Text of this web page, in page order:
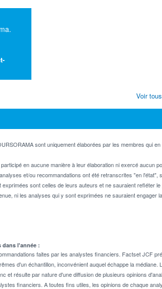
sont uniquement élaborées par les membres qui
en aucune manière à leur élaboration ni exercé aucun
et/ou recommandations ont été retranscrites "en l'état",
sont celles de leurs auteurs et ne sauraient refléter
ni les analyses qui y sont exprimées ne sauraient engager la
Voir
dans l'année :
faites par les analystes financiers. Factset JCF
d'un échantillon, inconvénient auquel échappe la
résulte par nature d'une diffusion de plusieurs opinions
financiers. A toutes fins utiles, les opinions de chaque